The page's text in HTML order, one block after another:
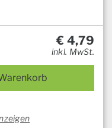
€ 4,79
inkl. MwSt.